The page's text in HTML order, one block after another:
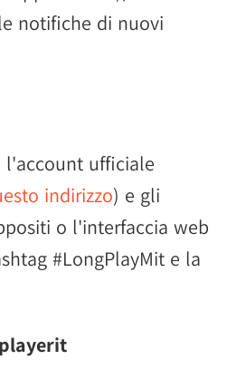
notifiche di nuovi
l'account ufficiale
indirizzo) e gli
o l'interfaccia web
#LongPlayMit e la